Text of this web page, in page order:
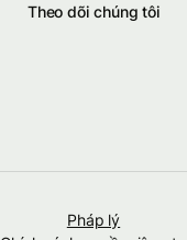
Theo dõi chúng tôi
Pháp lý